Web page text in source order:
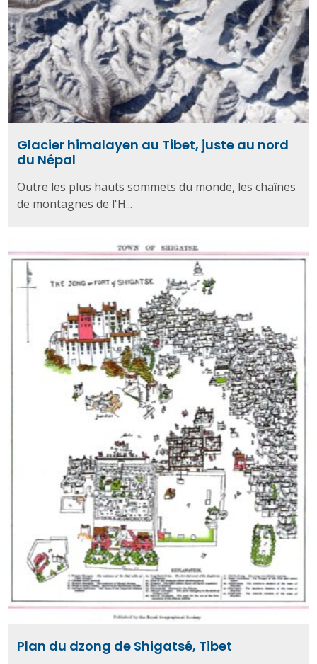
Glacier himalayen au Tibet, juste au nord
du Népal
Outre les plus hauts sommets du monde, les chaînes
de montagnes de l'H...
Plan du dzong de Shigatsé, Tibet